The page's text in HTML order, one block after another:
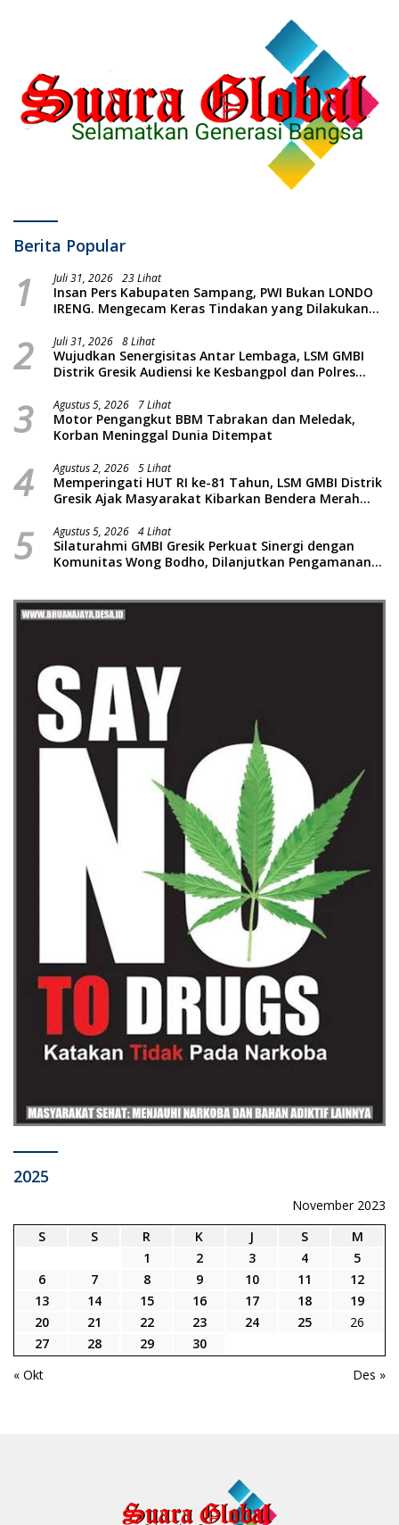
Berita Popular
1 Juli 31, 2026 23 Lihat
Insan Pers Kabupaten Sampang, PWI Bukan LONDO
IRENG. Mengecam Keras Tindakan yang Dilakukan
2 Juli 31, 2026 8 Lihat
Wujudkan Senergisitas Antar Lembaga, LSM GMBI
Distrik Gresik Audiensi ke Kesbangpol dan Polres
Piatu
3 Agustus 5, 2026 7 Lihat
Motor Pengangkut BBM Tabrakan dan Meledak,
Korban Meninggal Dunia Ditempat
4 Agustus 2, 2026 5 Lihat
Memperingati HUT RI ke-81 Tahun, LSM GMBI Distrik
Gresik Ajak Masyarakat Kibarkan Bendera Merah
5 Agustus 5, 2026 4 Lihat
Silaturahmi GMBI Gresik Perkuat Sinergi dengan
Komunitas Wong Bodho, Dilanjutkan Pengamanan
2025
November 2023
S
S R K J S
M
1
2 3 4
5
6
7 8 9 10 11
12
13
14 15 16 17 18
19
20
21 22 23 24 25
26
27
28 29
30
« Okt
Des »